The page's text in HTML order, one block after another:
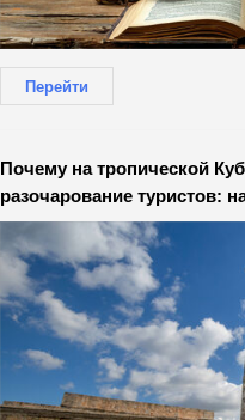
Перейти
Почему на тропической
разочарование туристов: